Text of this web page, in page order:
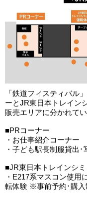
「鉄道フィスティバル
ーとJR東日本トレイン
販売エリアに分かれてい
■PRコーナー
・お仕事紹介コーナー
・子ども駅長制服貸出･
■JR東日本トレインシ
・E217系マスコン使用
転体験 ※事前予約･購入